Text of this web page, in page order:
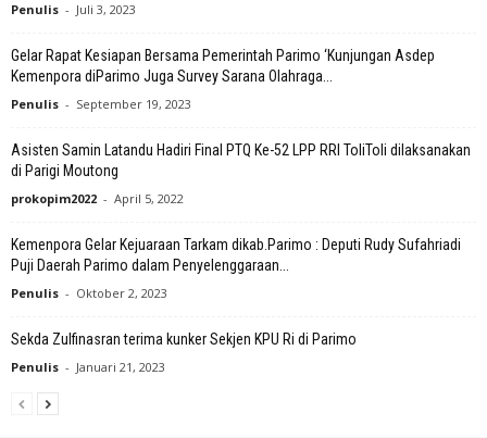
Penulis - Juli 3, 2023
Gelar Rapat Kesiapan Bersama Pemerintah Parimo ‘Kunjungan Asdep
Kemenpora diParimo Juga Survey Sarana Olahraga...
Penulis - September 19, 2023
Asisten Samin Latandu Hadiri Final PTQ Ke-52 LPP RRI ToliToli dilaksanakan
di Parigi Moutong
prokopim2022 - April 5, 2022
Kemenpora Gelar Kejuaraan Tarkam dikab.Parimo : Deputi Rudy Sufahriadi
Puji Daerah Parimo dalam Penyelenggaraan...
Penulis - Oktober 2, 2023
Sekda Zulfinasran terima kunker Sekjen KPU Ri di Parimo
Penulis - Januari 21, 2023